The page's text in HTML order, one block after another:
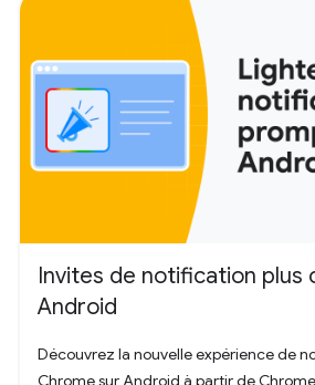
Invites de notification plus
Android
Découvrez la nouvelle expérience de
Chrome sur Android à partir de